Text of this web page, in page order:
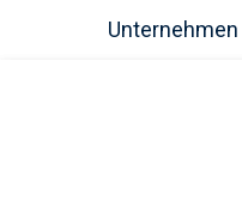
Unternehmen